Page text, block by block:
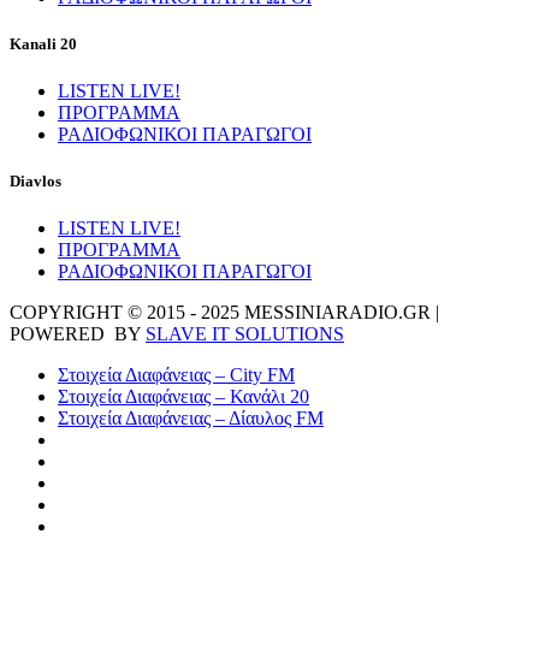
Kanali 20
LISTEN LIVE!
ΠΡΟΓΡΑΜΜΑ
ΡΑΔΙΟΦΩΝΙΚΟΙ ΠΑΡΑΓΩΓΟΙ
Diavlos
LISTEN LIVE!
ΠΡΟΓΡΑΜΜΑ
ΡΑΔΙΟΦΩΝΙΚΟΙ ΠΑΡΑΓΩΓΟΙ
COPYRIGHT © 2015 - 2025 MESSINIARADIO.GR |
POWERED BY SLAVE IT SOLUTIONS
Στοιχεία Διαφάνειας – City FM
Στοιχεία Διαφάνειας – Κανάλι 20
Στοιχεία Διαφάνειας – Δίαυλος FM